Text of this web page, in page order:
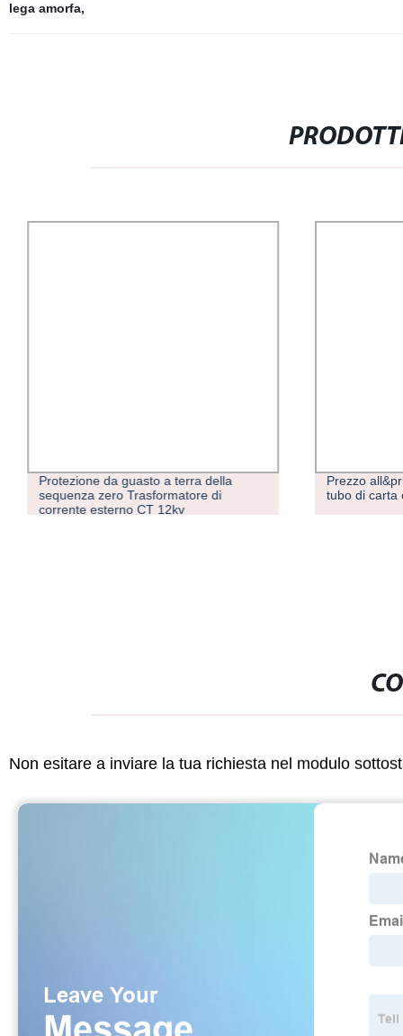
lega amorfa,
Protezione da guasto a terra della
sequenza zero Trasformatore di
corrente esterno CT 12kv
Prezzo
tubo di carta
Non esitare a inviare la tua richiesta nel modulo